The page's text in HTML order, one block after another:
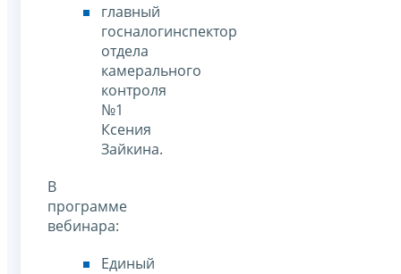
главный
госналогинспектор
отдела
камерального
контроля
№1
Ксения
Зайкина.
В
программе
вебинара:
Единый